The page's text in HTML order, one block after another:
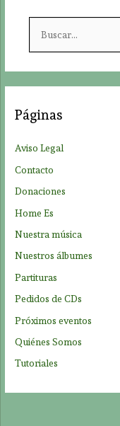
r
:
Páginas
Aviso Legal
Contacto
Donaciones
Home Es
Nuestra música
Nuestros álbumes
Partituras
Pedidos de CDs
Próximos eventos
Quiénes Somos
Tutoriales